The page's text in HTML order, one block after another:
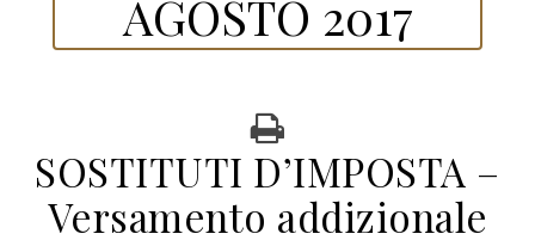
AGOSTO 2017
SOSTITUTI D’IMPOSTA –
Versamento addizionale